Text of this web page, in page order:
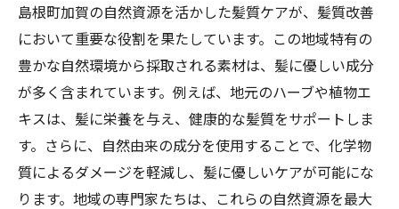
自然の恵みを活かした髪質改善の秘密
島根町加賀の自然素材を使ったトリートメ
ント
エコロジーと髪質改善の融合
髪質改善で使うオーガニック素材の魅力
自然の力を最大限に引き出す施術方法
島根町加賀の自然資源を活かした髪質ケアが、髪質改善
において重要な役割を果たしています。この地域特有の
豊かな自然環境から採取される素材は、髪に優しい成分
が多く含まれています。例えば、地元のハーブや植物エ
キスは、髪に栄養を与え、健康的な髪質をサポートしま
す。さらに、自然由来の成分を使用することで、化学物
質によるダメージを軽減し、髪に優しいケアが可能にな
ります。地域の専門家たちは、これらの自然資源を最大